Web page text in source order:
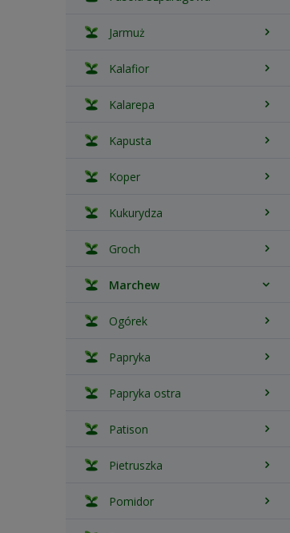
Jarmuż
Kalafior
Kalarepa
Kapusta
Koper
Kukurydza
Groch
Marchew
Ogórek
Papryka
Papryka ostra
Patison
Pietruszka
Pomidor